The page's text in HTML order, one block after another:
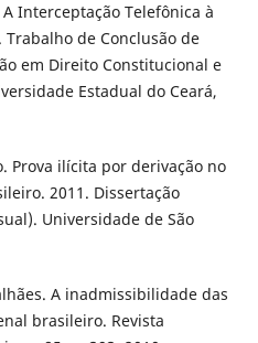
A Interceptação Telefônica à
Trabalho de Conclusão de
em Direito Constitucional e
Estadual do Ceará,
Prova ilícita por derivação no
2011. Dissertação
Universidade de São
A inadmissibilidade das
brasileiro. Revista